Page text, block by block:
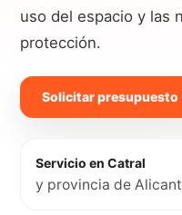
uso del espacio y las
protección.
Solicitar presupuesto
Servicio en Catral
y provincia de